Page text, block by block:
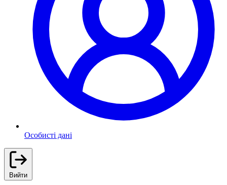
Особисті дані
Вийти